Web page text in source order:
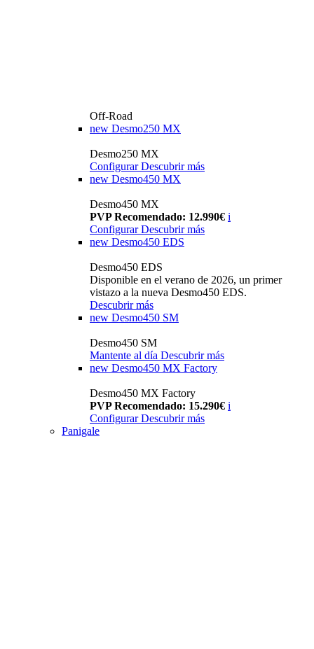
Off-Road
new Desmo250 MX
Desmo250 MX
Configurar Descubrir más
new Desmo450 MX
Desmo450 MX
PVP Recomendado: 12.990€ i
Configurar Descubrir más
new Desmo450 EDS
Desmo450 EDS
Disponible en el verano de 2026, un primer
vistazo a la nueva Desmo450 EDS.
Descubrir más
new Desmo450 SM
Desmo450 SM
Mantente al día Descubrir más
new Desmo450 MX Factory
Desmo450 MX Factory
PVP Recomendado: 15.290€ i
Configurar Descubrir más
Panigale